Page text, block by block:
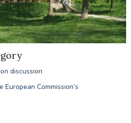
discussion
Commission’s